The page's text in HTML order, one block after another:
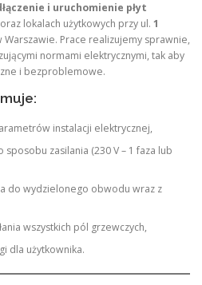
i uruchomienie płyt
lokalach użytkowych przy ul. 1
Warszawie. Prace realizujemy sprawnie,
normami elektrycznymi, tak aby
i bezproblemowe.
instalacji elektrycznej,
zasilania (230 V – 1 faza lub
do wydzielonego obwodu wraz z
wszystkich pól grzewczych,
dla użytkownika.